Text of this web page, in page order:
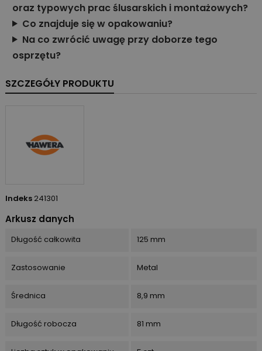
oraz typowych prac ślusarskich i montażowych?
Co znajduje się w opakowaniu?
Na co zwrócić uwagę przy doborze tego
osprzętu?
SZCZEGÓŁY PRODUKTU
Indeks 241301
Arkusz danych
Długość całkowita 125 mm
Zastosowanie Metal
Średnica 8,9 mm
Długość robocza 81 mm